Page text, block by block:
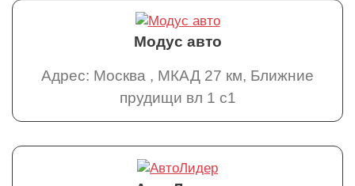
Модус авто
Адрес: Москва , МКАД 27 км, Ближние
прудищи вл 1 с1